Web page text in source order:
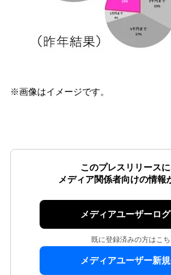
※画像はイメージです。
このプレスリリースに
メディア関係者向けの情報
メディアユーザーロ
既に登録済みの方はこち
メディアユーザー新